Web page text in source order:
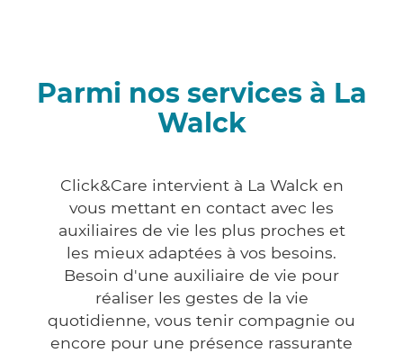
Parmi nos services à La
Walck
Click&Care intervient à La Walck en
vous mettant en contact avec les
auxiliaires de vie les plus proches et
les mieux adaptées à vos besoins.
Besoin d'une auxiliaire de vie pour
réaliser les gestes de la vie
quotidienne, vous tenir compagnie ou
encore pour une présence rassurante